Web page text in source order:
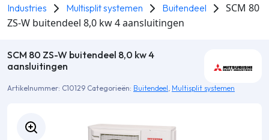
Industries
Multisplit systemen Buitendeel
SCM 80
ZS-W buitendeel 8,0 kw 4 aansluitingen
SCM 80 ZS-W buitendeel 8,0 kw 4
aansluitingen
Artikelnummer: C10129 Categorieën: Buitendeel, Multisplit systemen